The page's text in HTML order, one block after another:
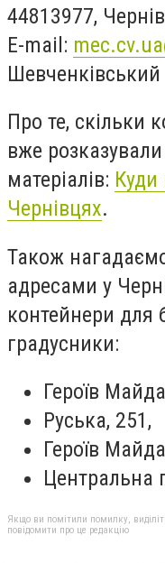
44813977,
E-mail:
Шевченківський
Про те, скільки
вже
матеріалів: Куди
Чернівцях.
Також
адресами у
контейнери для
градусники:
Героїв
Руська, 251,
Героїв
Центральна
Якщо ви помітили помилку,
повідомити про це редакцію